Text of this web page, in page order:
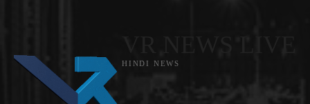
HINDI NEWS